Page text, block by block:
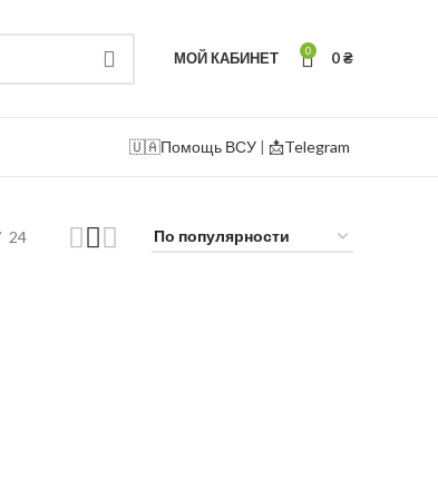
МОЙ КАБИНЕТ 0 0₴
🇺🇦Помощь ВСУ | 📩Telegram
24